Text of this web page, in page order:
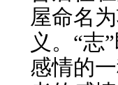
屋命名
义。“志
感情的